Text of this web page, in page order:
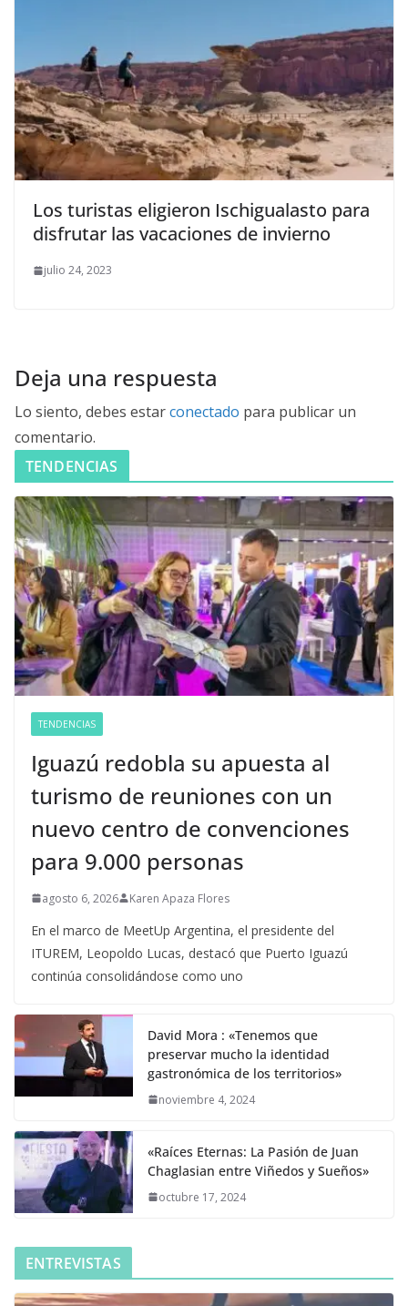
Los turistas eligieron Ischigualasto para
disfrutar las vacaciones de invierno
julio 24, 2023
Deja una respuesta
Lo siento, debes estarconectado para publicar un
comentario.
TENDENCIAS
TENDENCIAS
Iguazú redobla su apuesta al
turismo de reuniones con un
nuevo centro de convenciones
para 9.000 personas
agosto 6, 2026 Karen Apaza Flores
En el marco de MeetUp Argentina, el presidente del
ITUREM, Leopoldo Lucas, destacó que Puerto Iguazú
continúa consolidándose como uno
David Mora : «Tenemos que
preservar mucho la identidad
gastronómica de los territorios»
noviembre 4, 2024
«Raíces Eternas: La Pasión de Juan
Chaglasian entre Viñedos y Sueños»
octubre 17, 2024
ENTREVISTAS